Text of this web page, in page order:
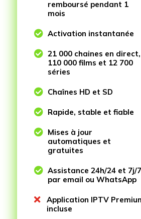
remboursé pendant 1
mois
 Activation instantanée
 21 000 chaines en direct,
110 000 films et 12 700
séries
 Chaînes HD et SD
 Rapide, stable et fiable
 Mises à jour
automatiques et
gratuites
 Assistance 24h/24 et 7j/7
par email ou WhatsApp

Application IPTV
incluse